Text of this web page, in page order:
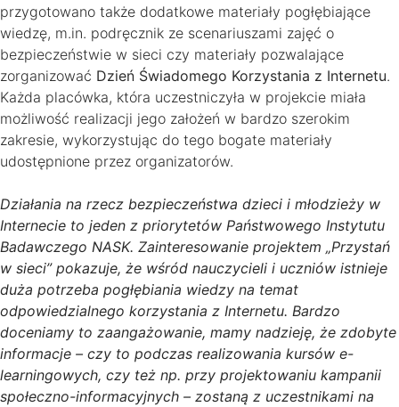
przygotowano także dodatkowe materiały pogłębiające
wiedzę, m.in. podręcznik ze scenariuszami zajęć o
bezpieczeństwie w sieci czy materiały pozwalające
zorganizować Dzień Świadomego Korzystania z Internetu.
Każda placówka, która uczestniczyła w projekcie miała
możliwość realizacji jego założeń w bardzo szerokim
zakresie, wykorzystując do tego bogate materiały
udostępnione przez organizatorów.
Działania na rzecz bezpieczeństwa dzieci i młodzieży w
Internecie to jeden z priorytetów Państwowego Instytutu
Badawczego NASK. Zainteresowanie projektem „Przystań
w sieci” pokazuje, że wśród nauczycieli i uczniów istnieje
duża potrzeba pogłębiania wiedzy na temat
odpowiedzialnego korzystania z Internetu. Bardzo
doceniamy to zaangażowanie, mamy nadzieję, że zdobyte
informacje – czy to podczas realizowania kursów e-
learningowych, czy też np. przy projektowaniu kampanii
społeczno-informacyjnych – zostaną z uczestnikami na